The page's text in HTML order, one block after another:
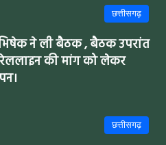
छत्तीसगढ़
ने ली बैठक , बैठक उपरांत
की मांग को लेकर
छत्तीसगढ़